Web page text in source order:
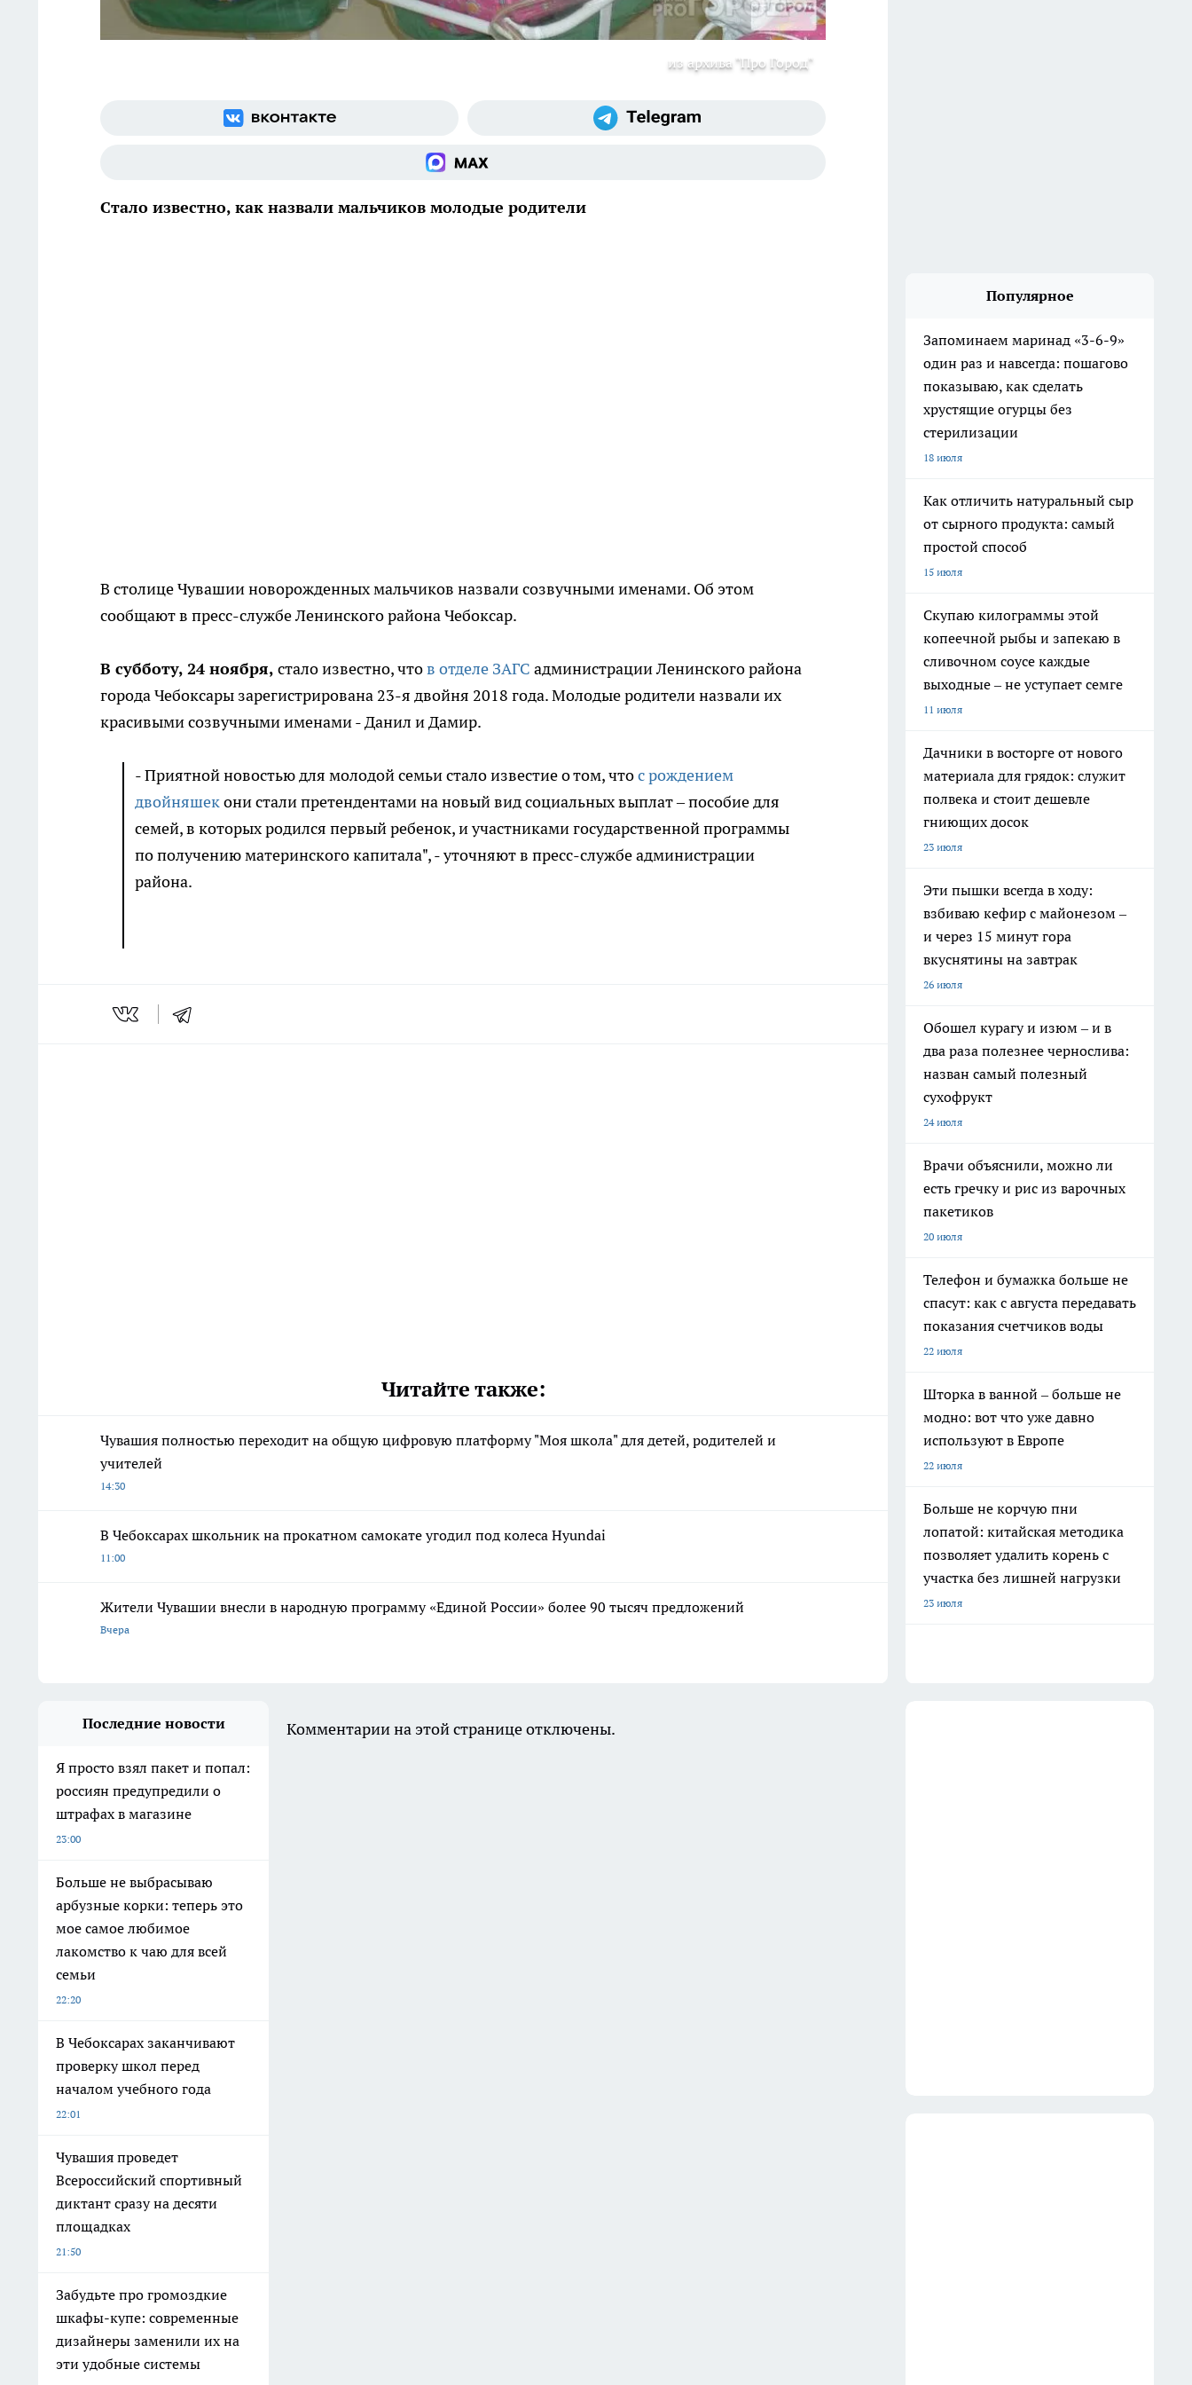
из архива "Про Город"
Стало известно, как назвали мальчиков молодые родители
В столице Чувашии новорожденных мальчиков назвали созвучными именами. Об этом
сообщают в пресс-службе Ленинского района Чебоксар.
В субботу, 24 ноября, стало известно, чтов отделе ЗАГС администрации Ленинского района
города Чебоксары зарегистрирована 23-я двойня 2018 года. Молодые родители назвали их
красивыми созвучными именами - Данил и Дамир.
- Приятной новостью для молодой семьи стало известие о том, чтос рождением
двойняшекони стали претендентами на новый вид социальных выплат – пособие для
семей, в которых родился первый ребенок, и участниками государственной программы
по получению материнского капитала", - уточняют в пресс-службе администрации
района.
Читайте также:
Чувашия полностью переходит на общую цифровую платформу "Моя школа" для детей, родителей и
учителей
14:30
В Чебоксарах школьник на прокатном самокате угодил под колеса Hyundai
11:00
Жители Чувашии внесли в народную программу «Единой России» более 90 тысяч предложений
Вчера
Популярное
Запоминаем маринад «3-6-9»
один раз и навсегда: пошагово
показываю, как сделать
хрустящие огурцы без
стерилизации
18 июля
Как отличить натуральный сыр
от сырного продукта: самый
простой способ
15 июля
Скупаю килограммы этой
копеечной рыбы и запекаю в
сливочном соусе каждые
выходные – не уступает семге
11 июля
Дачники в восторге от нового
материала для грядок: служит
полвека и стоит дешевле
гниющих досок
23 июля
Эти пышки всегда в ходу:
взбиваю кефир с майонезом –
и через 15 минут гора
вкуснятины на завтрак
26 июля
Обошел курагу и изюм – и в
два раза полезнее чернослива:
назван самый полезный
сухофрукт
24 июля
Врачи объяснили, можно ли
есть гречку и рис из варочных
пакетиков
20 июля
Телефон и бумажка больше не
спасут: как с августа передавать
показания счетчиков воды
22 июля
Шторка в ванной – больше не
модно: вот что уже давно
используют в Европе
22 июля
Больше не корчую пни
лопатой: китайская методика
позволяет удалить корень с
участка без лишней нагрузки
23 июля
Последние новости
Я просто взял пакет и попал:
россиян предупредили о
штрафах в магазине
23:00
Больше не выбрасываю
арбузные корки: теперь это
мое самое любимое
лакомство к чаю для всей
семьи
22:20
В Чебоксарах заканчивают
проверку школ перед
началом учебного года
22:01
Чувашия проведет
Всероссийский спортивный
диктант сразу на десяти
площадках
21:50
Забудьте про громоздкие
шкафы-купе: современные
дизайнеры заменили их на
эти удобные системы
Комментарии на этой странице отключены.